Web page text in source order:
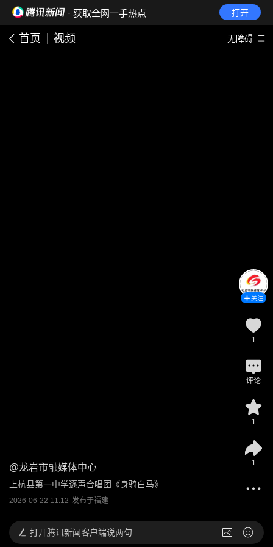
· 获取全网一手热点 打开
首页 视频 无障碍
@龙岩市融媒体中心
上杭县第一中学逐声合唱团《身骑白马》
2026-06-22 11:12 发布于福建
关注
1
评论
1
1
打开腾讯新闻客户端说两句